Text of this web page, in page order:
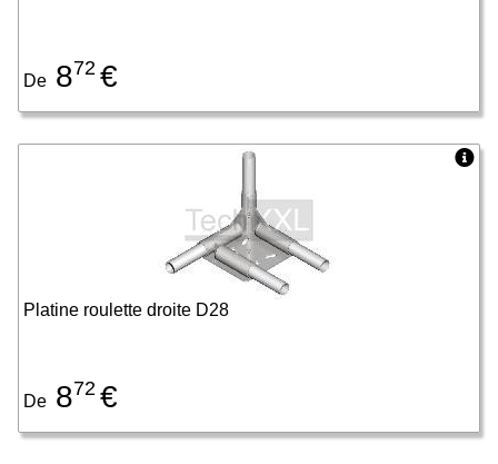
De 872 €
Platine roulette droite D28
De 872 €